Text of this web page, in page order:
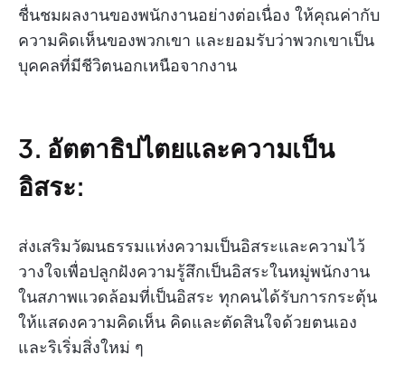
ชื่นชมผลงานของพนักงานอย่างต่อเนื่อง ให้คุณค่ากับ
ความคิดเห็นของพวกเขา และยอมรับว่าพวกเขาเป็น
บุคคลที่มีชีวิตนอกเหนือจากงาน
3. อัตตาธิปไตยและความเป็น
อิสระ:
ส่งเสริมวัฒนธรรมแห่งความเป็นอิสระและความไว้
วางใจเพื่อปลูกฝังความรู้สึกเป็นอิสระในหมู่พนักงาน
ในสภาพแวดล้อมที่เป็นอิสระ ทุกคนได้รับการกระตุ้น
ให้แสดงความคิดเห็น คิดและตัดสินใจด้วยตนเอง
และริเริ่มสิ่งใหม่ ๆ